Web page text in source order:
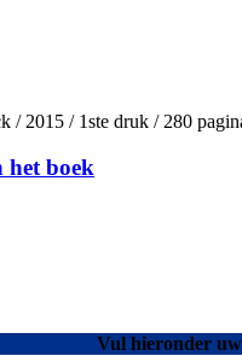
/ 2015 / 1ste druk / 280
het boek
Vul hieronder uw